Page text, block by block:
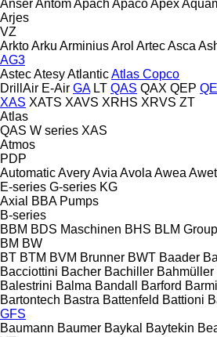
AnserAntomApach ApacoApex
Arjes
VZ
ArktoArku ArminiusArol ArtecAsca
AG3
AstecAtesyAtlanticAtlas Copco
DrillAir E-Air GA LT QAS QAX QEP
XAS XATS XAVS XRHS XRVS ZT
Atlas
QAS W series XAS
Atmos
PDP
AutomaticAveryAvia Avola Awea
E-series G-series KG
Axial
BBA Pumps
B-series
BBM BDS Maschinen BHS BLM Group
BM BW
BT BTM BVM Brunner BWT Baader
Bacciottini Bacher Bachiller Bahmüller
Balestrini Balma Bandall Barford
Bartontech Bastra Battenfeld Battioni
GFS
Baumann Baumer Baykal Baytekin